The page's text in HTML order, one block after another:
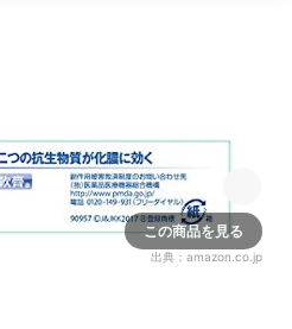
この商品を見る
出典： amazon.co.jp